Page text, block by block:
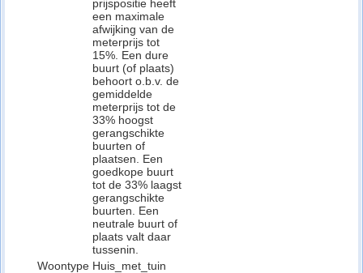
prijspositie heeft
een maximale
afwijking van de
meterprijs tot
15%. Een dure
buurt (of plaats)
behoort o.b.v. de
gemiddelde
meterprijs tot de
33% hoogst
gerangschikte
buurten of
plaatsen. Een
goedkope buurt
tot de 33% laagst
gerangschikte
buurten. Een
neutrale buurt of
plaats valt daar
tussenin.
Woontype Huis_met_tuin